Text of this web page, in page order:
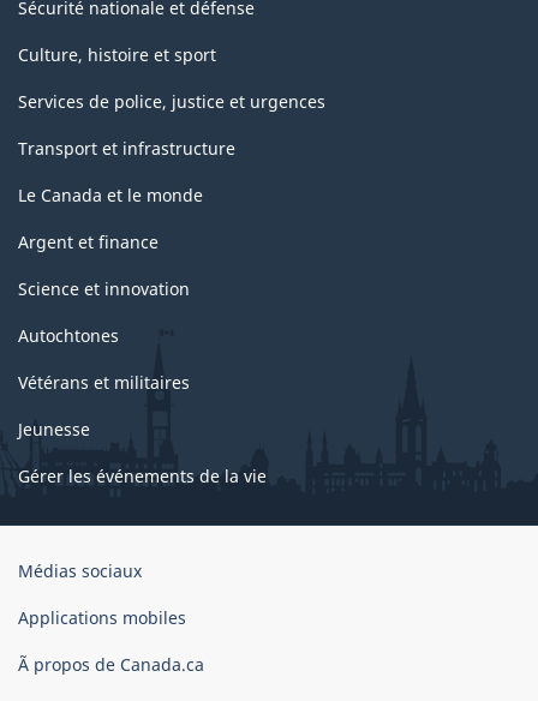
Sécurité nationale et défense
Culture, histoire et sport
Services de police, justice et urgences
Transport et infrastructure
Le Canada et le monde
Argent et finance
Science et innovation
Autochtones
Vétérans et militaires
Jeunesse
Gérer les événements de la vie
Organisation
gouvernement
Canada
Médias sociaux
Applications mobiles
Ã propos de Canada.ca